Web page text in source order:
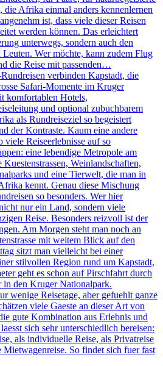
Afrika einmal anders kennenlernen
ist, dass viele dieser Reisen
werden können. Das erleichtert
unterwegs, sondern auch den
Wer möchte, kann zudem Flug
die Reise mit passenden…
verbinden Kapstadt, die
Safari-Momente im Kruger
komfortablen Hotels,
und optional zubuchbarem
als Rundreiseziel so begeistert
der Kontraste. Kaum eine andere
viele Reiseerlebnisse auf so
eine lebendige Metropole am
Kuestenstrassen, Weinlandschaften,
und eine Tierwelt, die man in
kennt. Genau diese Mischung
so besonders. Wer hier
nur ein Land, sondern viele
Reise. Besonders reizvoll ist der
Am Morgen steht man noch an
mit weitem Blick auf den
sitzt man vielleicht bei einer
stilvollen Region rund um Kapstadt,
geht es schon auf Pirschfahrt durch
in den Kruger Nationalpark.
wenige Reisetage, aber gefuehlt ganze
viele Gaeste an dieser Art von
gute Kombination aus Erlebnis und
sich sehr unterschiedlich bereisen:
als individuelle Reise, als Privatreise
Mietwagenreise. So findet sich fuer fast